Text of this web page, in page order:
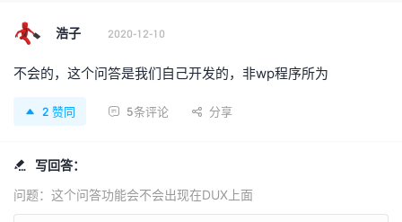
浩子 2020-12-10
不会的，这个问答是我们自己开发的，非wp程序所为
 2 赞同  5条评论  分享

写回答：
问题：这个问答功能会不会出现在DUX上面